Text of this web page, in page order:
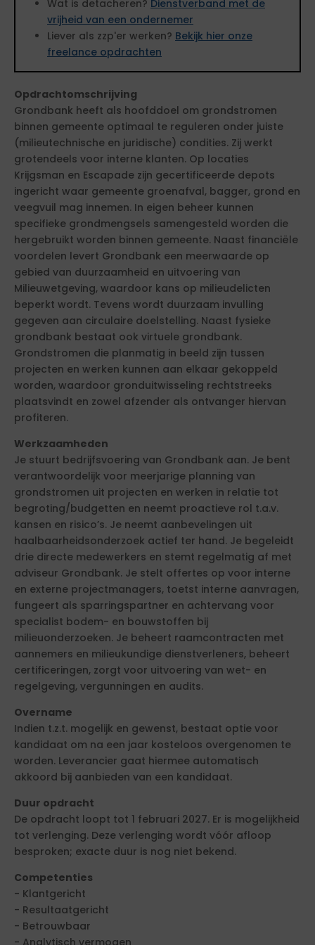
Wat is detacheren? Dienstverband met de
vrijheid van een ondernemer
Liever als zzp'er werken? Bekijk hier onze
freelance opdrachten
Opdrachtomschrijving
Grondbank heeft als hoofddoel om grondstromen
binnen gemeente optimaal te reguleren onder juiste
(milieutechnische en juridische) condities. Zij werkt
grotendeels voor interne klanten. Op locaties
Krijgsman en Escapade zijn gecertificeerde depots
ingericht waar gemeente groenafval, bagger, grond en
veegvuil mag innemen. In eigen beheer kunnen
specifieke grondmengsels samengesteld worden die
hergebruikt worden binnen gemeente. Naast financiële
voordelen levert Grondbank een meerwaarde op
gebied van duurzaamheid en uitvoering van
Milieuwetgeving, waardoor kans op milieudelicten
beperkt wordt. Tevens wordt duurzaam invulling
gegeven aan circulaire doelstelling. Naast fysieke
grondbank bestaat ook virtuele grondbank.
Grondstromen die planmatig in beeld zijn tussen
projecten en werken kunnen aan elkaar gekoppeld
worden, waardoor gronduitwisseling rechtstreeks
plaatsvindt en zowel afzender als ontvanger hiervan
profiteren.
Werkzaamheden
Je stuurt bedrijfsvoering van Grondbank aan. Je bent
verantwoordelijk voor meerjarige planning van
grondstromen uit projecten en werken in relatie tot
begroting/budgetten en neemt proactieve rol t.a.v.
kansen en risico’s. Je neemt aanbevelingen uit
haalbaarheidsonderzoek actief ter hand. Je begeleidt
drie directe medewerkers en stemt regelmatig af met
adviseur Grondbank. Je stelt offertes op voor interne
en externe projectmanagers, toetst interne aanvragen,
fungeert als sparringspartner en achtervang voor
specialist bodem- en bouwstoffen bij
milieuonderzoeken. Je beheert raamcontracten met
aannemers en milieukundige dienstverleners, beheert
certificeringen, zorgt voor uitvoering van wet- en
regelgeving, vergunningen en audits.
Overname
Indien t.z.t. mogelijk en gewenst, bestaat optie voor
kandidaat om na een jaar kosteloos overgenomen te
worden. Leverancier gaat hiermee automatisch
akkoord bij aanbieden van een kandidaat.
Duur opdracht
De opdracht loopt tot 1 februari 2027. Er is mogelijkheid
tot verlenging. Deze verlenging wordt vóór afloop
besproken; exacte duur is nog niet bekend.
Competenties
- Klantgericht
- Resultaatgericht
- Betrouwbaar
- Analytisch vermogen